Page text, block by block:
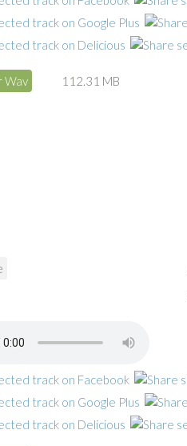
Wav 112.31 MB